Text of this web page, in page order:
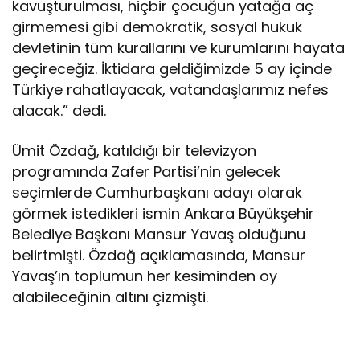
kavuşturulması, hiçbir çocuğun yatağa aç
girmemesi gibi demokratik, sosyal hukuk
devletinin tüm kurallarını ve kurumlarını hayata
geçireceğiz. İktidara geldiğimizde 5 ay içinde
Türkiye rahatlayacak, vatandaşlarımız nefes
alacak.” dedi.
Ümit Özdağ, katıldığı bir televizyon
programında Zafer Partisi’nin gelecek
seçimlerde Cumhurbaşkanı adayı olarak
görmek istedikleri ismin Ankara Büyükşehir
Belediye Başkanı Mansur Yavaş olduğunu
belirtmişti. Özdağ açıklamasında, Mansur
Yavaş’ın toplumun her kesiminden oy
alabileceğinin altını çizmişti.